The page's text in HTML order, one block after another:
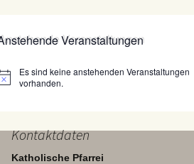
Arbeitsgruppen
Veranstaltungen
Es sind keine anstehenden Veranstaltungen
vorhanden.
Kontaktdaten
Katholische Pfarrei